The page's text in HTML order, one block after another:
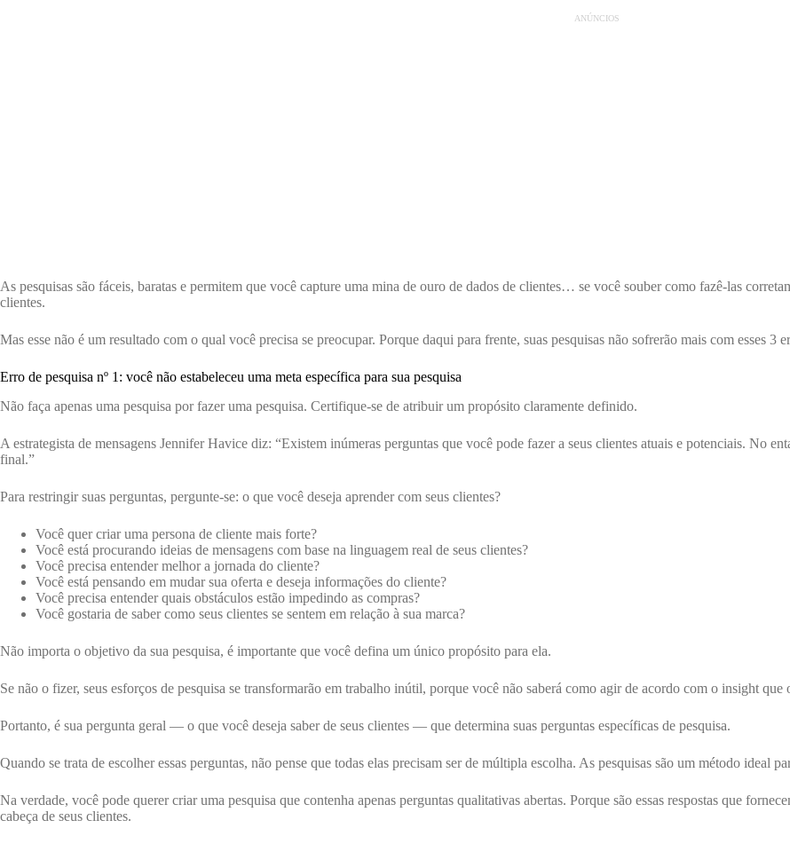
ANÚNCIOS
As pesquisas são fáceis, baratas e permitem que você capture uma mina de ouro de dados de clientes… se você souber como fazê-las
clientes.
Mas esse não é um resultado com o qual você precisa se preocupar. Porque daqui para frente, suas pesquisas não sofrerão mais com esses 3
Erro de pesquisa nº 1: você não estabeleceu uma meta específica para sua pesquisa
Não faça apenas uma pesquisa por fazer uma pesquisa. Certifique-se de atribuir um propósito claramente definido.
A estrategista de mensagens Jennifer Havice diz: “Existem inúmeras perguntas que você pode fazer a seus clientes atuais e potenciais. No
final.”
Para restringir suas perguntas, pergunte-se: o que você deseja aprender com seus clientes?
Você quer criar uma persona de cliente mais forte?
Você está procurando ideias de mensagens com base na linguagem real de seus clientes?
Você precisa entender melhor a jornada do cliente?
Você está pensando em mudar sua oferta e deseja informações do cliente?
Você precisa entender quais obstáculos estão impedindo as compras?
Você gostaria de saber como seus clientes se sentem em relação à sua marca?
Não importa o objetivo da sua pesquisa, é importante que você defina um único propósito para ela.
Se não o fizer, seus esforços de pesquisa se transformarão em trabalho inútil, porque você não saberá como agir de acordo com o insight que
Portanto, é sua pergunta geral — o que você deseja saber de seus clientes — que determina suas perguntas específicas de pesquisa.
Quando se trata de escolher essas perguntas, não pense que todas elas precisam ser de múltipla escolha. As pesquisas são um método ideal
Na verdade, você pode querer criar uma pesquisa que contenha apenas perguntas qualitativas abertas. Porque são essas respostas que
cabeça de seus clientes.